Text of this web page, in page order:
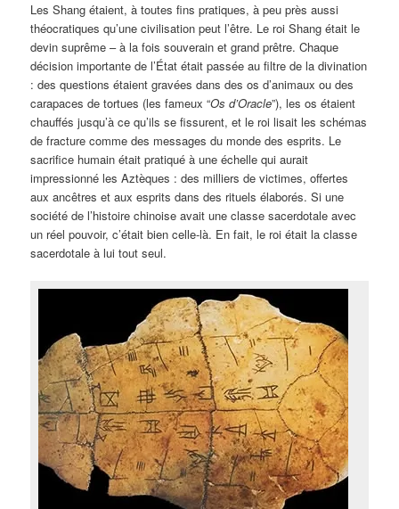
Les Shang étaient, à toutes fins pratiques, à peu près aussi
théocratiques qu’une civilisation peut l’être. Le roi Shang était le
devin suprême – à la fois souverain et grand prêtre. Chaque
décision importante de l’État était passée au filtre de la divination
: des questions étaient gravées dans des os d’animaux ou des
carapaces de tortues (les fameux “Os d’Oracle”), les os étaient
chauffés jusqu’à ce qu’ils se fissurent, et le roi lisait les schémas
de fracture comme des messages du monde des esprits. Le
sacrifice humain était pratiqué à une échelle qui aurait
impressionné les Aztèques : des milliers de victimes, offertes
aux ancêtres et aux esprits dans des rituels élaborés. Si une
société de l’histoire chinoise avait une classe sacerdotale avec
un réel pouvoir, c’était bien celle-là. En fait, le roi était la classe
sacerdotale à lui tout seul.